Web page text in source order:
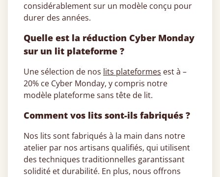
considérablement sur un modèle conçu pour
durer des années.
Quelle est la réduction Cyber Monday
sur un lit plateforme ?
Une sélection de nos lits plateformes est à –
20% ce Cyber Monday, y compris notre
modèle plateforme sans tête de lit.
Comment vos lits sont-ils fabriqués ?
Nos lits sont fabriqués à la main dans notre
atelier par nos artisans qualifiés, qui utilisent
des techniques traditionnelles garantissant
solidité et durabilité. En plus, nous offrons